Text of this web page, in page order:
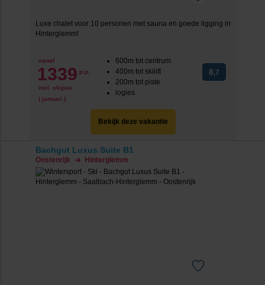
Luxe chalet voor 10 personen met sauna en goede ligging in
Hinterglemm!
vanaf
1339 p.p.
incl. skipas
( januari )
600m tot centrum
400m tot skilift
200m tot piste
logies
8,7
Bekijk deze vakantie
Bachgut Luxus Suite B1
Oostenrijk Hinterglemm